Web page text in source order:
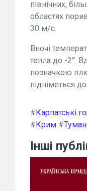
північних,
областях
30 м/с.
Вночі
тепла до -2°.
позначкою
підніметься
#Карпатські
#Крим #Туман
Інші